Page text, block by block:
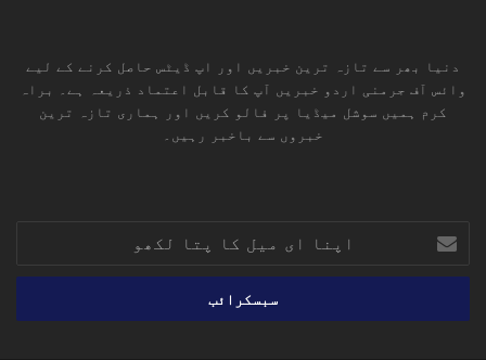
دنیا بھر سے تازہ ترین خبریں اور اپ ڈیٹس حاصل کرنے کے لیے
وائس آف جرمنی اردو خبریں آپ کا قابل اعتماد ذریعہ ہے۔ براہ
کرم ہمیں سوشل میڈیا پر فالو کریں اور ہماری تازہ ترین
خبروں سے باخبر رہیں۔
ای
میل
پتا